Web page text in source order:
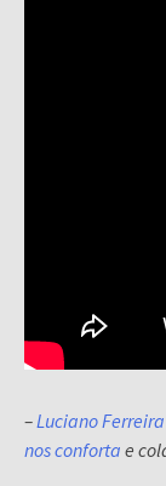
–Luciano Ferreira
nos conforta e